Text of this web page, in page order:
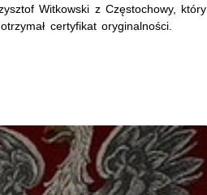
Witkowski z Częstochowy, który
certyfikat oryginalności.